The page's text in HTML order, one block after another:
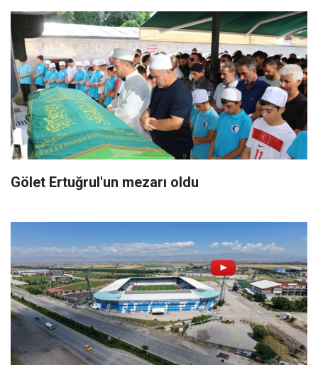
Gölet Ertuğrul'un mezarı oldu